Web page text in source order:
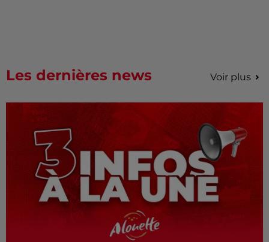
Les dernières news Voir plus